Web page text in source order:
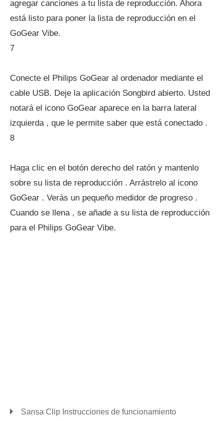
agregar canciones a tu lista de reproducción. Ahora
está listo para poner la lista de reproducción en el
GoGear Vibe.
7
Conecte el Philips GoGear al ordenador mediante el
cable USB. Deje la aplicación Songbird abierto. Usted
notará el icono GoGear aparece en la barra lateral
izquierda , que le permite saber que está conectado .
8
Haga clic en el botón derecho del ratón y mantenlo
sobre su lista de reproducción . Arrástrelo al icono
GoGear . Verás un pequeño medidor de progreso .
Cuando se llena , se añade a su lista de reproducción
para el Philips GoGear Vibe.
Sansa Clip Instrucciones de funcionamiento